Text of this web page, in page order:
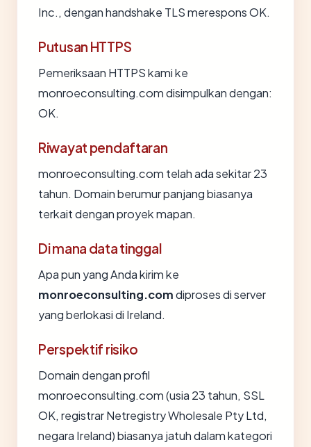
Inc., dengan handshake TLS merespons OK.
Putusan HTTPS
Pemeriksaan HTTPS kami ke
monroeconsulting.com disimpulkan dengan:
OK.
Riwayat pendaftaran
monroeconsulting.com telah ada sekitar 23
tahun. Domain berumur panjang biasanya
terkait dengan proyek mapan.
Di mana data tinggal
Apa pun yang Anda kirim ke
monroeconsulting.comdiproses di server
yang berlokasi di Ireland.
Perspektif risiko
Domain dengan profil
monroeconsulting.com (usia 23 tahun, SSL
OK, registrar Netregistry Wholesale Pty Ltd,
negara Ireland) biasanya jatuh dalam kategori